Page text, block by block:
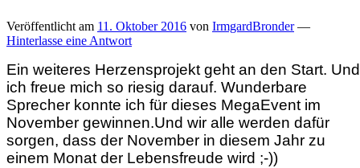
Veröffentlicht am 11. Oktober 2016 von IrmgardBronder —
Hinterlasse eine Antwort
Ein weiteres Herzensprojekt geht an den Start. Und
ich freue mich so riesig darauf. Wunderbare
Sprecher konnte ich für dieses MegaEvent im
November gewinnen.Und wir alle werden dafür
sorgen, dass der November in diesem Jahr zu
einem Monat der Lebensfreude wird ;-))